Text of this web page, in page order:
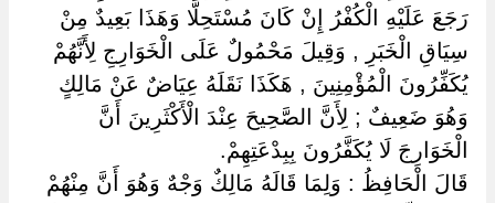
رَجَعَ عَلَيْهِ الْكُفْرُ إِنْ كَانَ مُسْتَحِلًّا وَهَذَا بَعِيدٌ مِنْ
سِيَاقِ الْخَبَرِ , وَقِيلَ مَحْمُولٌ عَلَى الْخَوَارِجِ لِأَنَّهُمْ
يُكَفِّرُونَ الْمُؤْمِنِينَ , هَكَذَا نَقَلَهُ عِيَاضٌ عَنْ مَالِكٍ
وَهُوَ ضَعِيفٌ ; لِأَنَّ الصَّحِيحَ عِنْدَ الْأَكْثَرِينَ أَنَّ
الْخَوَارِجَ لَا يُكَفَّرُونَ بِبِدْعَتِهِمْ.
قَالَ الْحَافِظُ : وَلِمَا قَالَهُ مَالِكٌ وَجْهٌ وَهُوَ أَنَّ مِنْهُمْ